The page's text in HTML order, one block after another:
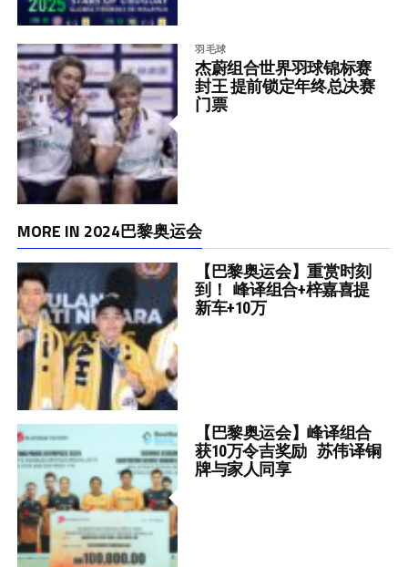
羽毛球
杰蔚组合世界羽球锦标赛
封王 提前锁定年终总决赛
门票
MORE IN 2024巴黎奥运会
【巴黎奥运会】重赏时刻
到！ 峰译组合+梓嘉喜提
新车+10万
【巴黎奥运会】峰译组合
获10万令吉奖励 苏伟译铜
牌与家人同享